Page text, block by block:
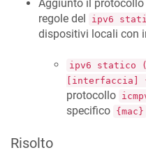
Aggiunto il protocollo
regole del
ipv6
dispositivi locali con
ipv6 statico
[interfaccia]
protocollo
specifico {mac}
Risolto